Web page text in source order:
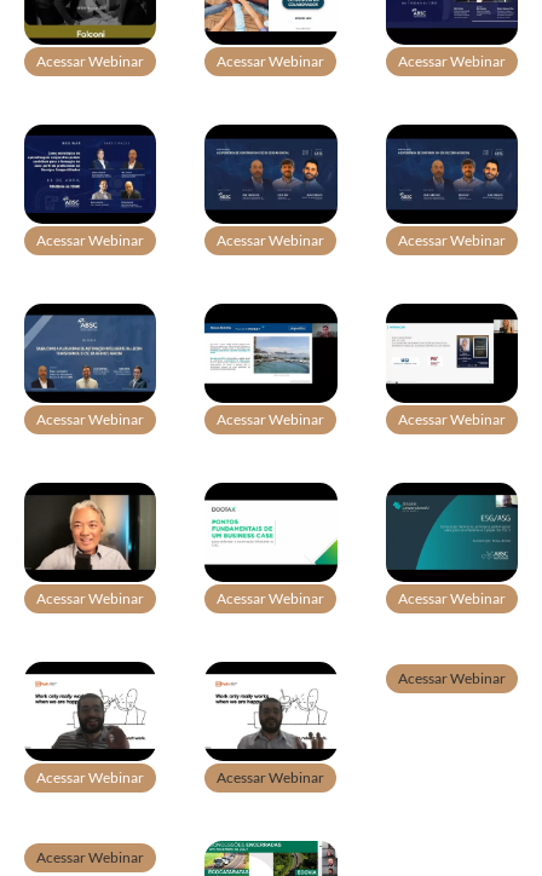
Acessar Webinar Acessar Webinar Acessar Webinar
Acessar Webinar Acessar Webinar Acessar Webinar
Acessar Webinar Acessar Webinar Acessar Webinar
Acessar Webinar Acessar Webinar Acessar Webinar
Acessar Webinar Acessar Webinar
Acessar Webinar
Acessar Webinar